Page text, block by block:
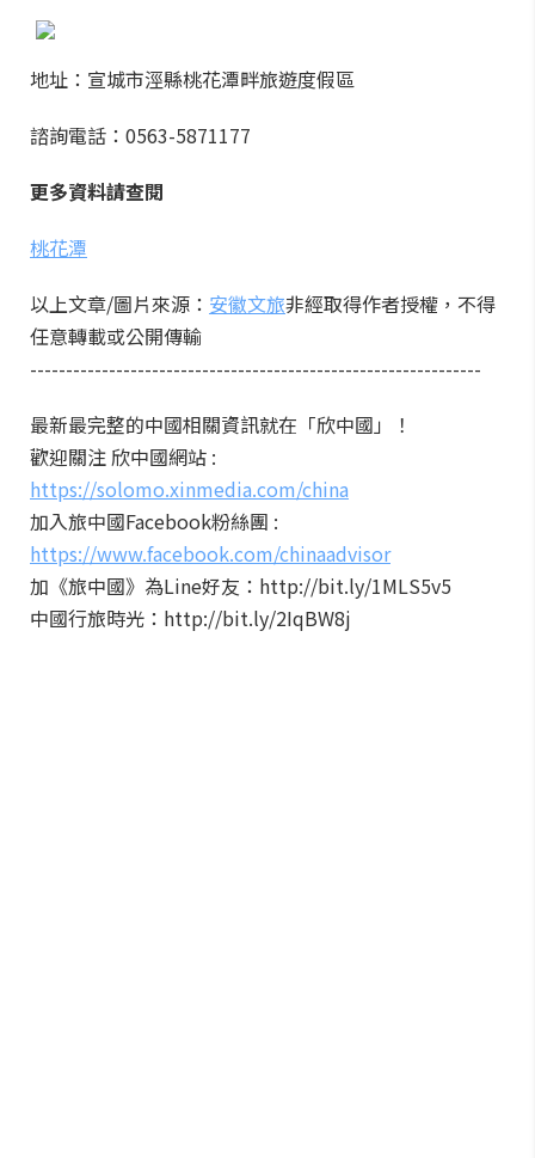
地址：宣城市涇縣桃花潭畔旅遊度假區
諮詢電話：0563-5871177
更多資料請查閱
桃花潭
以上文章/圖片來源： 安徽文旅非經取得作者授權，不得
任意轉載或公開傳輸
---------------------------------------------------------------
最新最完整的中國相關資訊就在「欣中國」！
歡迎關注 欣中國網站 :
https://solomo.xinmedia.com/china
加入旅中國Facebook粉絲團 :
https://www.facebook.com/chinaadvisor
加《旅中國》為Line好友：http://bit.ly/1MLS5v5
中國行旅時光：http://bit.ly/2IqBW8j